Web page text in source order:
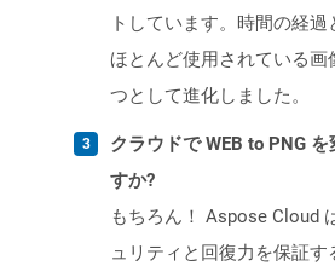
トしています。時間の経過
ほとんど使用されている画
つとして進化しました。
クラウドで WEB to PNG
すか?
もちろん！ Aspose Cloud
ュリティと回復力を保証す